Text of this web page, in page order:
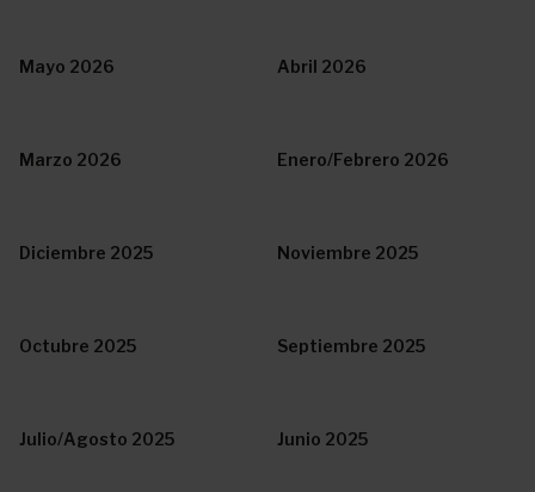
Mayo 2026 Abril 2026
Marzo 2026 Enero/Febrero 2026
Diciembre 2025 Noviembre 2025
Octubre 2025 Septiembre 2025
Julio/Agosto 2025 Junio 2025